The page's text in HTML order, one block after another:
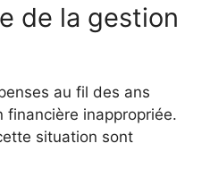
de la gestion
au fil des ans
financière inappropriée.
situation sont